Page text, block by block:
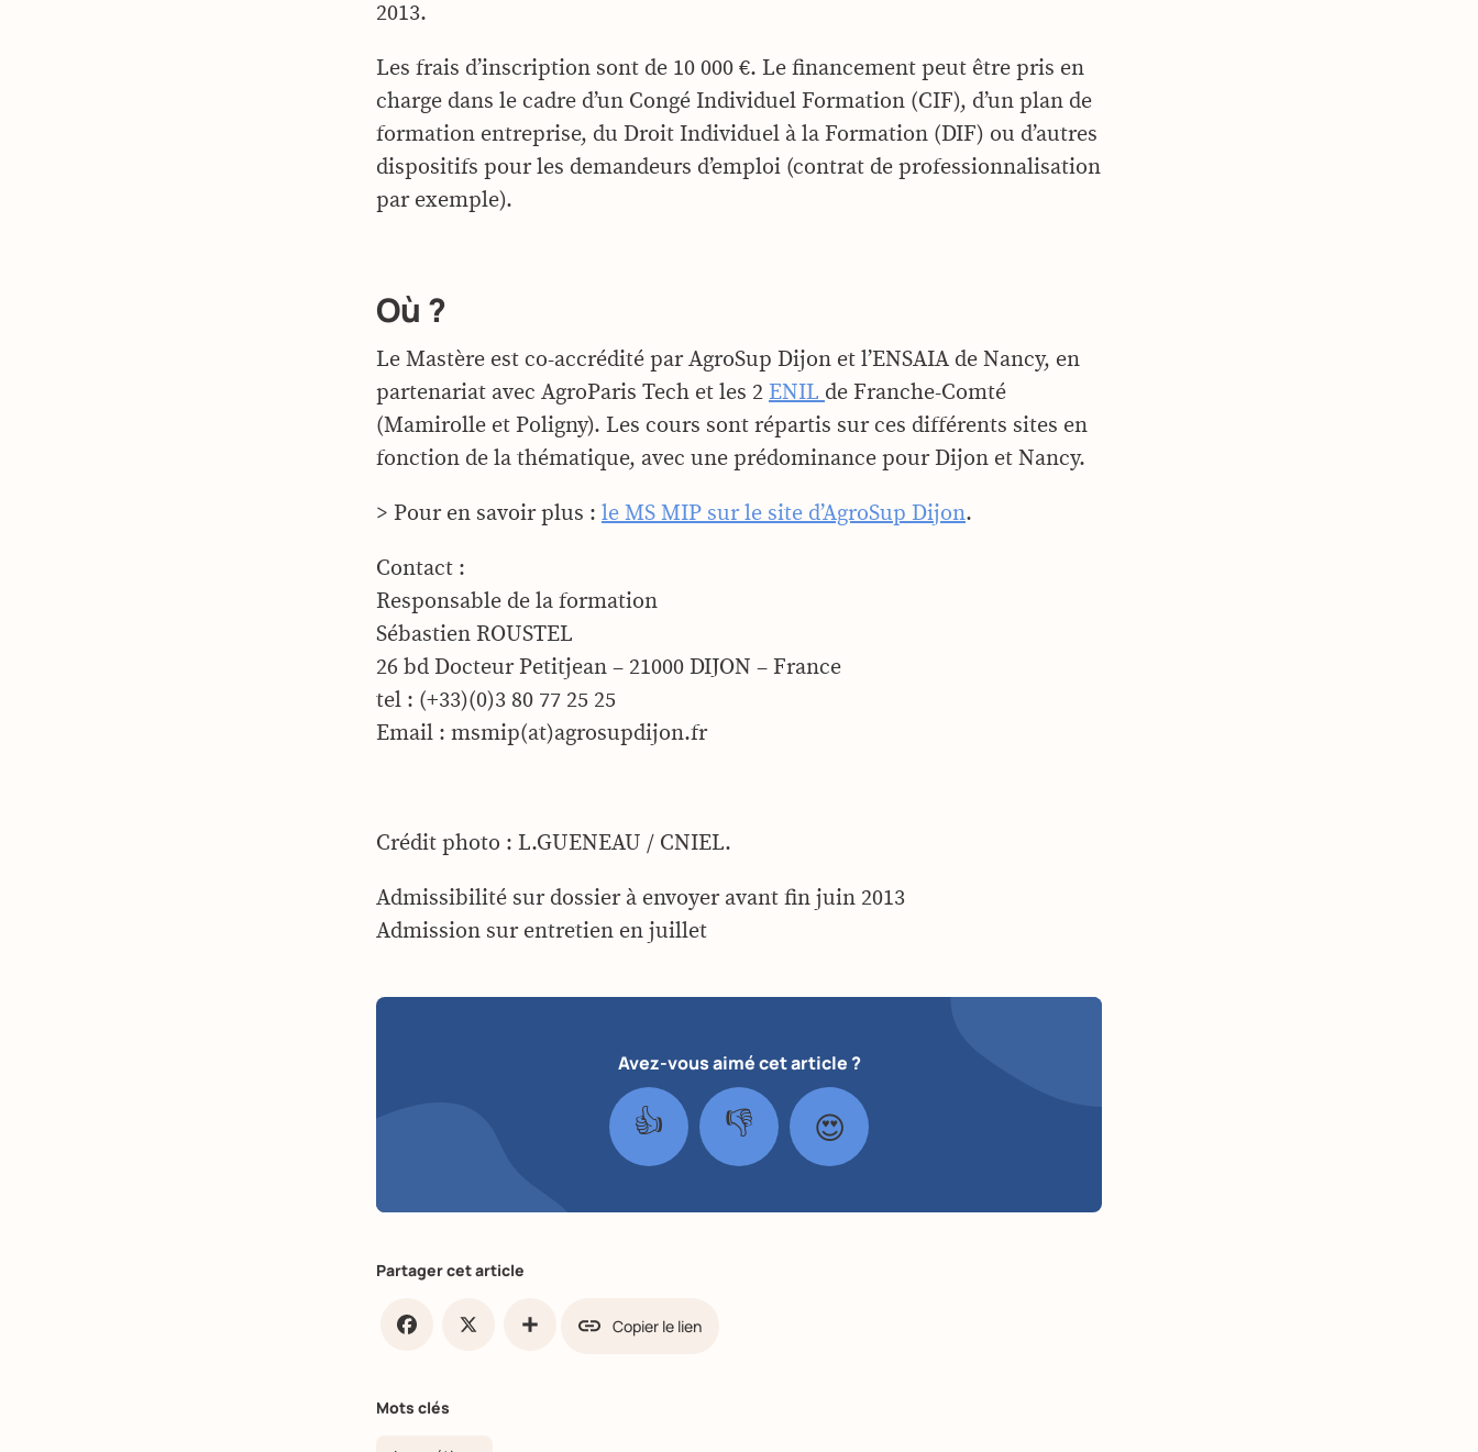
2013.
Les frais d’inscription sont de 10 000 €. Le financement peut être pris en
charge dans le cadre d’un Congé Individuel Formation (CIF), d’un plan de
formation entreprise, du Droit Individuel à la Formation (DIF) ou d’autres
dispositifs pour les demandeurs d’emploi (contrat de professionnalisation
par exemple).
Où ?
Le Mastère est co-accrédité par AgroSup Dijon et l’ENSAIA de Nancy, en
partenariat avec AgroParis Tech et les 2 ENIL de Franche-Comté
(Mamirolle et Poligny). Les cours sont répartis sur ces différents sites en
fonction de la thématique, avec une prédominance pour Dijon et Nancy.
> Pour en savoir plus : le MS MIP sur le site d’AgroSup Dijon.
Contact :
Responsable de la formation
Sébastien ROUSTEL
26 bd Docteur Petitjean – 21000 DIJON – France
tel : (+33)(0)3 80 77 25 25
Email : msmip(at)agrosupdijon.fr
Crédit photo : L.GUENEAU / CNIEL.
Admissibilité sur dossier à envoyer avant fin juin 2013
Admission sur entretien en juillet
Avez-vous aimé cet article ?
👍 👎 😍
Partager cet article
Copier le lien
Mots clés